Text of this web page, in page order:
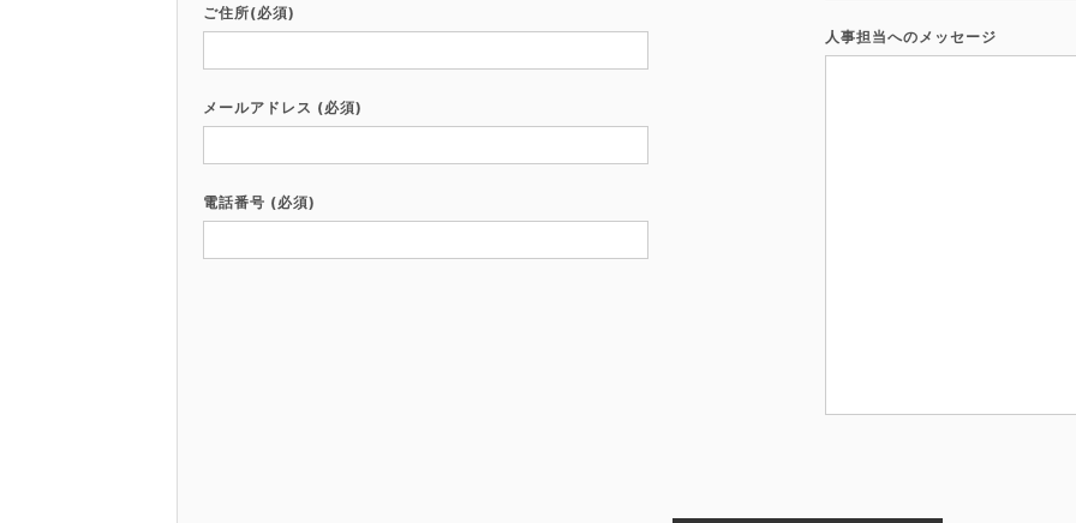
ご住所(必須)
メールアドレス (必須)
電話番号 (必須)
人事担当へのメッセージ